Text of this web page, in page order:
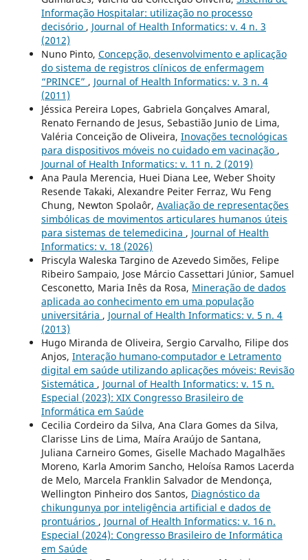
Informação Hospitalar: utilização no processo
decisório , Journal of Health Informatics: v. 4 n. 3
(2012)
Nuno Pinto, Concepção, desenvolvimento e aplicação
do sistema de registros clínicos de enfermagem
“PRINCE” , Journal of Health Informatics: v. 3 n. 4
(2011)
Jéssica Pereira Lopes, Gabriela Gonçalves Amaral,
Renato Fernando de Jesus, Sebastião Junio de Lima,
Valéria Conceição de Oliveira, Inovações tecnológicas
para dispositivos móveis no cuidado em vacinação ,
Journal of Health Informatics: v. 11 n. 2 (2019)
Ana Paula Merencia, Huei Diana Lee, Weber Shoity
Resende Takaki, Alexandre Peiter Ferraz, Wu Feng
Chung, Newton Spolaôr, Avaliação de representações
simbólicas de movimentos articulares humanos úteis
para sistemas de telemedicina , Journal of Health
Informatics: v. 18 (2026)
Priscyla Waleska Targino de Azevedo Simões, Felipe
Ribeiro Sampaio, Jose Márcio Cassettari Júnior, Samuel
Cesconetto, Maria Inês da Rosa, Mineração de dados
aplicada ao conhecimento em uma população
universitária , Journal of Health Informatics: v. 5 n. 4
(2013)
Hugo Miranda de Oliveira, Sergio Carvalho, Filipe dos
Anjos, Interação humano-computador e Letramento
digital em saúde utilizando aplicações móveis: Revisão
Sistemática , Journal of Health Informatics: v. 15 n.
Especial (2023): XIX Congresso Brasileiro de
Informática em Saúde
Cecilia Cordeiro da Silva, Ana Clara Gomes da Silva,
Clarisse Lins de Lima, Maíra Araújo de Santana,
Juliana Carneiro Gomes, Giselle Machado Magalhães
Moreno, Karla Amorim Sancho, Heloísa Ramos Lacerda
de Melo, Marcela Franklin Salvador de Mendonça,
Wellington Pinheiro dos Santos, Diagnóstico da
chikungunya por inteligência artificial e dados de
prontuários , Journal of Health Informatics: v. 16 n.
Especial (2024): Congresso Brasileiro de Informática
em Saúde